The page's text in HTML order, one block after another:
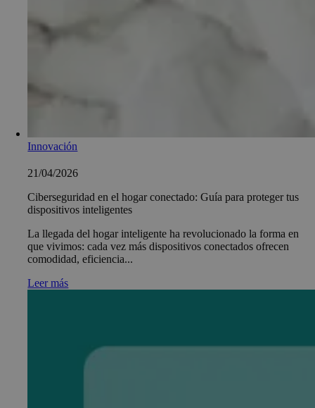
Innovación
21/04/2026
Ciberseguridad en el hogar conectado: Guía para proteger tus
dispositivos inteligentes
La llegada del hogar inteligente ha revolucionado la forma en
que vivimos: cada vez más dispositivos conectados ofrecen
comodidad, eficiencia...
Leer más